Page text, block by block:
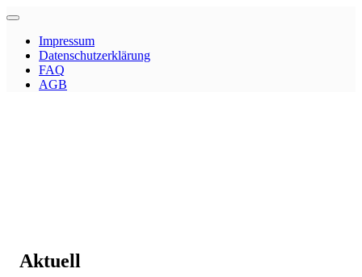
Impressum
Datenschutzerklärung
FAQ
AGB
Aktuell